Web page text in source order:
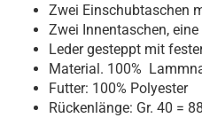
Zwei Einschubtaschen
Zwei Innentaschen,
Leder gesteppt mit
Material. 100%
Futter: 100% Polyester
Rückenlänge: Gr. 40 =